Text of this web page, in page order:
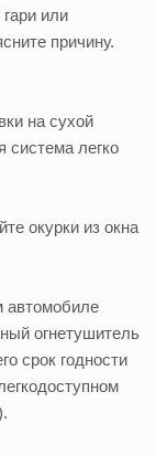
или
причину.
на сухой
система легко
окурки из окна
автомобиле
огнетушитель
срок годности